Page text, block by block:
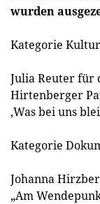
wurden
Kategorie
Julia Reuter für
Hirtenberger
‚Was bei uns
Kategorie
Johanna
„Am